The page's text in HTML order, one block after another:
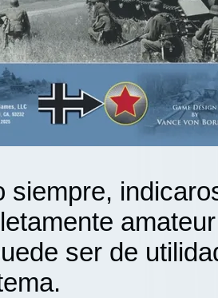
siempre,
ser de